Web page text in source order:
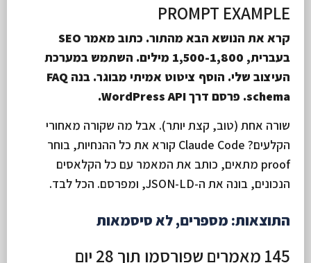
PROMPT EXAMPLE
קרא את הנושא הבא מהתור. כתוב מאמר SEO
בעברית, 1,500-1,800 מילים. השתמש במערכת
העיצוב שלי. הוסף ציטוט אמיתי מבוגר. בנה FAQ
schema. פרסם דרך WordPress API.
שורה אחת (טוב, קצת יותר). אבל מה שקורה מאחורי
הקלעים? Claude Code קורא את כל ההנחיות, בוחר
proof מתאים, כותב את המאמר עם כל הקלאסים
הנכונים, בונה את ה-JSON-LD, ומפרסם. הכל לבד.
התוצאות: מספרים, לא סיסמאות
145 מאמרים שפורסמו תוך 28 יום